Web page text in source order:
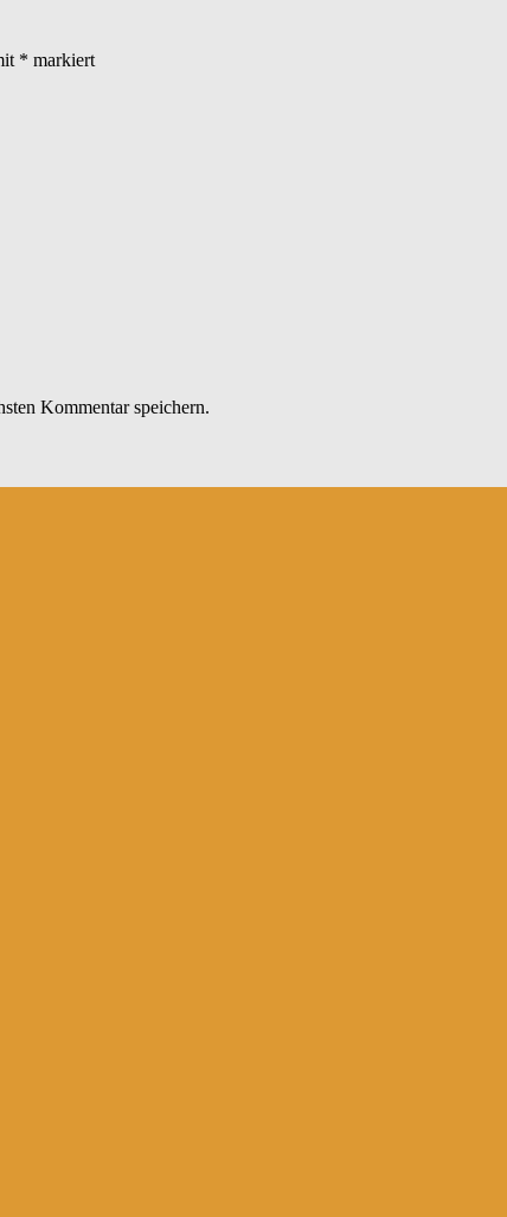
* markiert
Kommentar speichern.